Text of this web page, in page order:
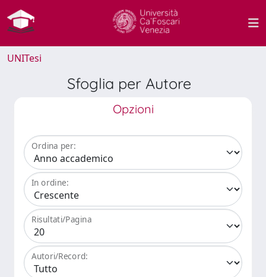
UNITesi
Sfoglia per Autore
Opzioni
Ordina per:
In ordine:
Risultati/Pagina
Autori/Record: